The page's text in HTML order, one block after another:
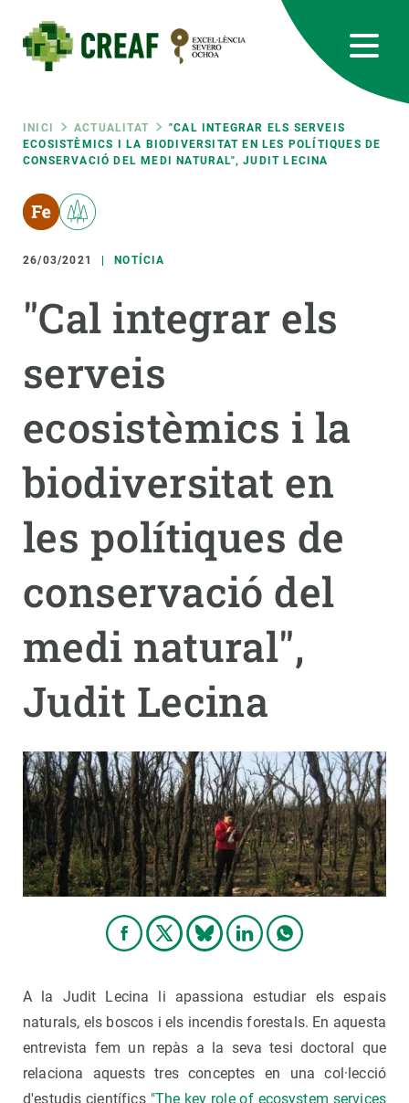
contingut
Fil
d'ariadna
INICI ACTUALITAT
"CAL INTEGRAR ELS SERVEIS
ECOSISTÈMICS I LA BIODIVERSITAT EN LES POLÍTIQUES DE
CONSERVACIÓ DEL MEDI NATURAL", JUDIT LECINA
26/03/2021 NOTÍCIA
"Cal integrar els
serveis
ecosistèmics i la
biodiversitat en
les polítiques de
conservació del
medi natural",
Judit Lecina
A la Judit Lecina li apassiona estudiar els espais
naturals, els boscos i els incendis forestals. En aquesta
entrevista fem un repàs a la seva tesi doctoral que
relaciona aquests tres conceptes en una col·lecció
d'estudis científics "The key role of ecosystem services
RRSS
Featured
responsive
Responsive
menu
RECERCA
CIÈNCIA EN ACCIÓ
NOTÍCIES I AGENDA